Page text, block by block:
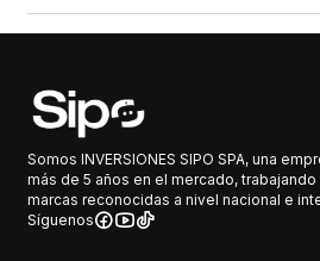
Somos INVERSIONES SIPO SPA, una
más de 5 años en el mercado, trabajando
marcas reconocidas a nivel nacional e
Síguenos